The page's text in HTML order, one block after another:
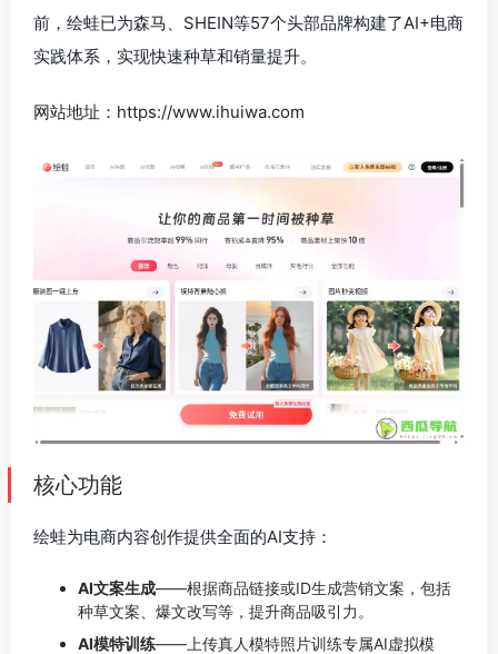
前，绘蛙已为森马、SHEIN等57个头部品牌构建了AI+电商
实践体系，实现快速种草和销量提升。
网站地址：https://www.ihuiwa.com
核心功能
绘蛙为电商内容创作提供全面的AI支持：
AI文案生成——根据商品链接或ID生成营销文案，包括
种草文案、爆文改写等，提升商品吸引力。
AI模特训练——上传真人模特照片训练专属AI虚拟模